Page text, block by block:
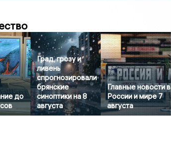
до
Град, грозу и
ливень
спрогнозировали
брянские
синоптики на 8
августа
Главные новости в
России и мире 7
августа